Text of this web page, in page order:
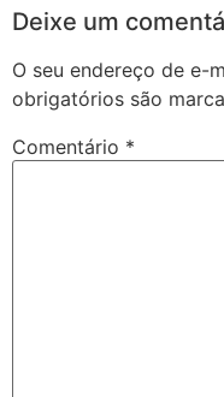
Deixe um
O seu endereço de e-
obrigatórios são
Comentário *